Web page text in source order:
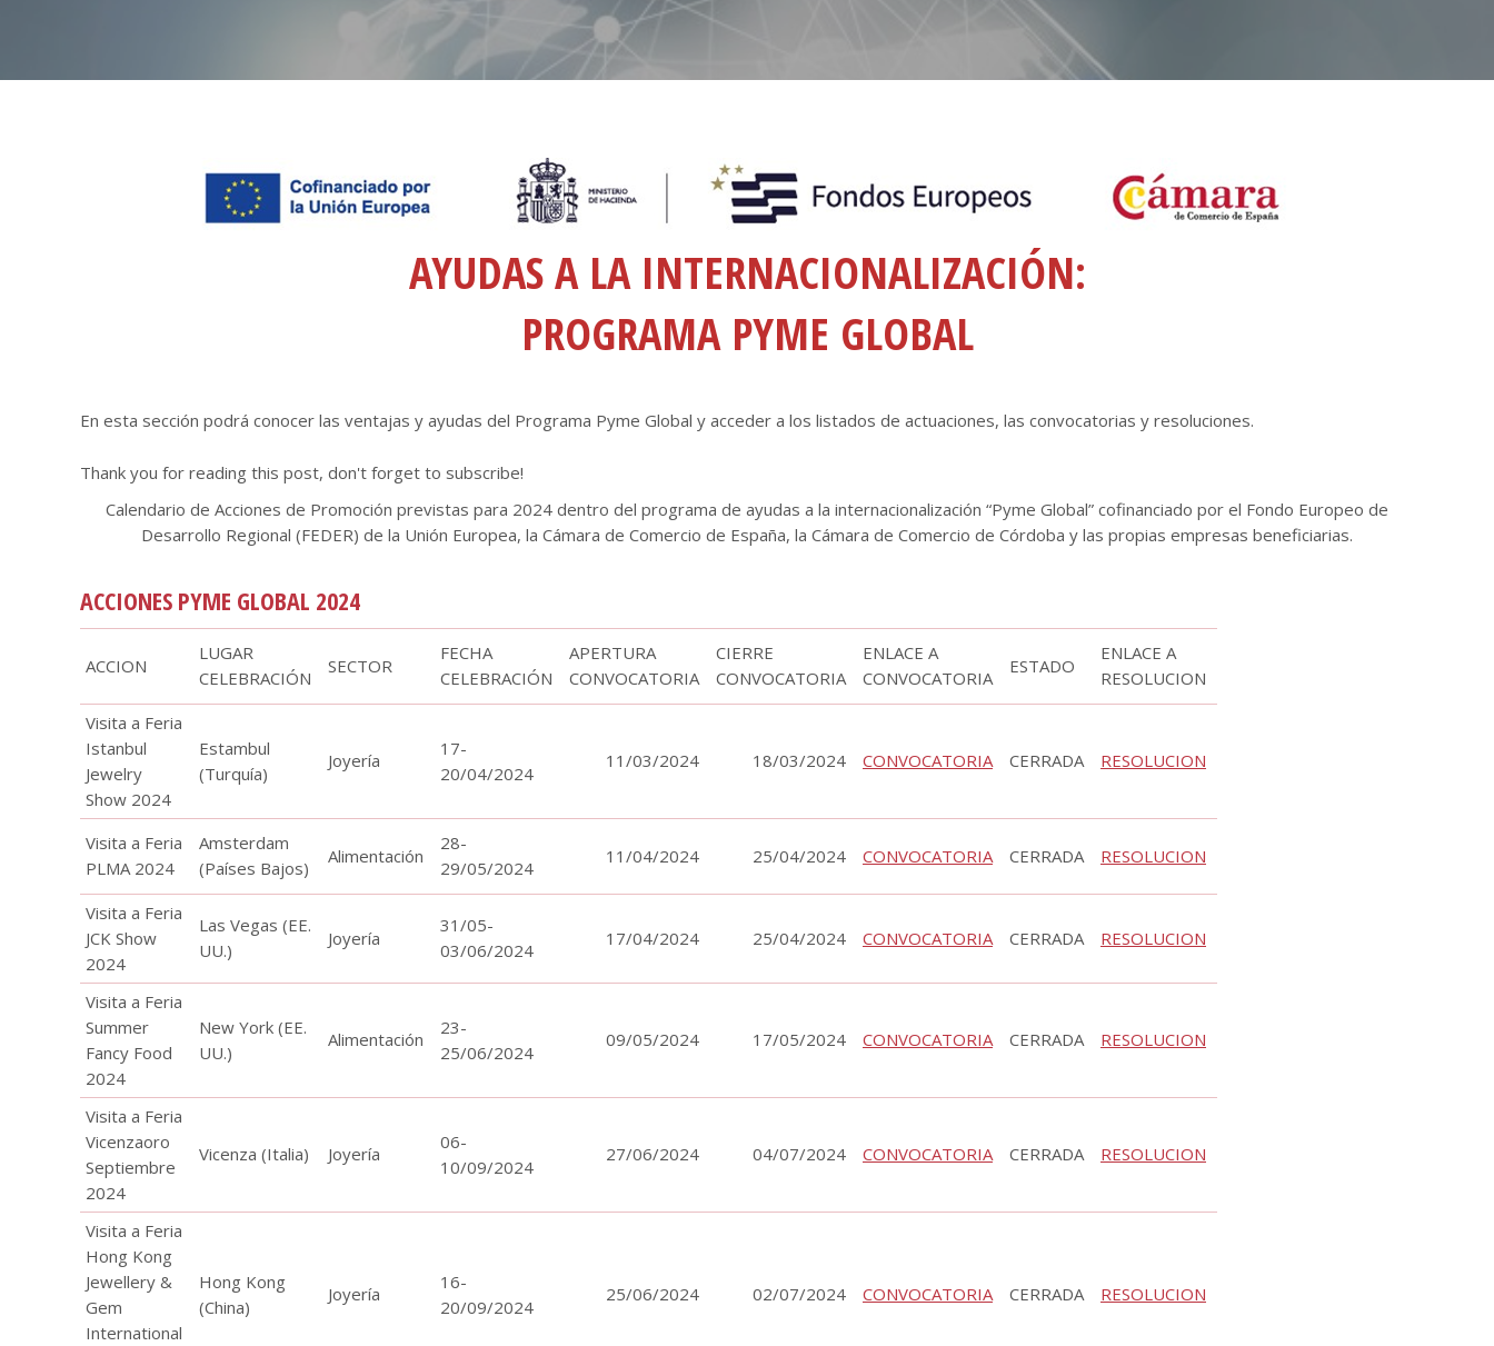
AYUDAS A LA INTERNACIONALIZACIÓN:
PROGRAMA PYME GLOBAL
En esta sección podrá conocer las ventajas y ayudas del Programa Pyme Global y acceder a los listados de actuaciones, las convocatorias y resoluciones.
Thank you for reading this post, don't forget to subscribe!
Calendario de Acciones de Promoción previstas para 2024 dentro del programa de ayudas a la internacionalización “Pyme Global” cofinanciado por el Fondo Europeo de
Desarrollo Regional (FEDER) de la Unión Europea, la Cámara de Comercio de España, la Cámara de Comercio de Córdoba y las propias empresas beneficiarias.
ACCIONES PYME GLOBAL 2024
ACCION
LUGAR
CELEBRACIÓN
SECTOR
FECHA
CELEBRACIÓN
APERTURA
CONVOCATORIA
CIERRE
CONVOCATORIA
ENLACE A
CONVOCATORIA
ESTADO
ENLACE A
RESOLUCION
Visita a Feria
Istanbul
Jewelry
Show 2024
Estambul
(Turquía)
Joyería
17-
20/04/2024
11/03/2024 18/03/2024 CONVOCATORIA CERRADA RESOLUCION
Visita a Feria
PLMA 2024
Amsterdam
(Países Bajos)
Alimentación
28-
29/05/2024
11/04/2024 25/04/2024 CONVOCATORIA CERRADA RESOLUCION
Visita a Feria
JCK Show
2024
Las Vegas (EE.
UU.)
Joyería
31/05-
03/06/2024
17/04/2024 25/04/2024 CONVOCATORIA CERRADA RESOLUCION
Visita a Feria
Summer
Fancy Food
2024
New York (EE.
UU.)
Alimentación
23-
25/06/2024
09/05/2024 17/05/2024 CONVOCATORIA CERRADA RESOLUCION
Visita a Feria
Vicenzaoro
Septiembre
2024
Vicenza (Italia) Joyería
06-
10/09/2024
27/06/2024 04/07/2024 CONVOCATORIA CERRADA RESOLUCION
Visita a Feria
Hong Kong
Jewellery &
Gem
International
Hong Kong
(China)
Joyería
16-
20/09/2024
25/06/2024 02/07/2024 CONVOCATORIA CERRADA RESOLUCION